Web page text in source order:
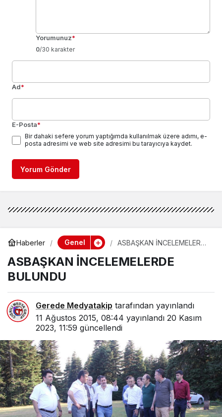
Yorumunuz*
0/30 karakter
Ad*
E-Posta*
Bir dahaki sefere yorum yaptığımda kullanılmak üzere adımı, e-
posta adresimi ve web site adresimi bu tarayıcıya kaydet.
Yorum Gönder
Haberler Genel
ASBAŞKAN İNCELEMELERDE
ASBAŞKAN İNCELEMELERDE
BULUNDU
Gerede Medyatakip tarafından yayınlandı
11 Ağustos 2015, 08:44 yayınlandı 20 Kasım
2023, 11:59 güncellendi